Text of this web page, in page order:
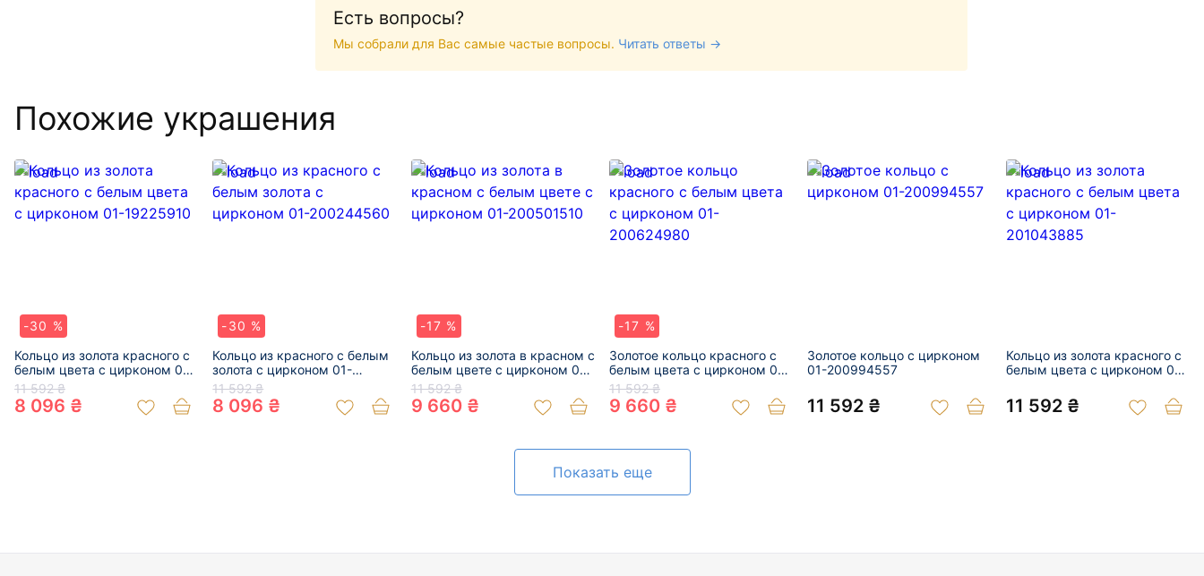
Есть вопросы?
Мы собрали для Вас самые частые вопросы. Читать ответы →
Похожие украшения
-30 %
Кольцо из золота красного с
белым цвета с цирконом 01-
19225910
11 592 ₴
8 096 ₴
-30 %
Кольцо из красного с белым
золота с цирконом 01-
200244560
11 592 ₴
8 096 ₴
-17 %
Кольцо из золота в красном с
белым цвете с цирконом 01-
200501510
11 592 ₴
9 660 ₴
-17 %
Золотое кольцо красного с
белым цвета с цирконом 01-
200624980
11 592 ₴
9 660 ₴
Золотое кольцо с цирконом
01-200994557
11 592 ₴
Кольцо из золота красного с
белым цвета с цирконом 01-
11 592 ₴
Показать еще